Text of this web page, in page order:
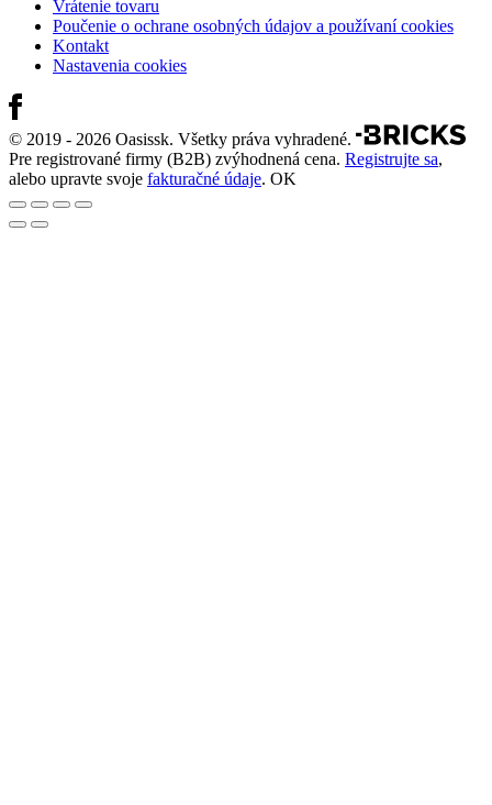
Vrátenie tovaru
Poučenie o ochrane osobných údajov a používaní cookies
Kontakt
Nastavenia cookies
© 2019 - 2026 Oasissk. Všetky práva vyhradené.
Pre registrované firmy (B2B) zvýhodnená cena. Registrujte sa,
alebo upravte svoje fakturačné údaje. OK